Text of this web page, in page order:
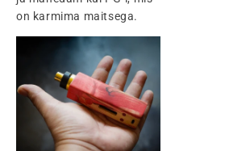
on karmima maitsega.